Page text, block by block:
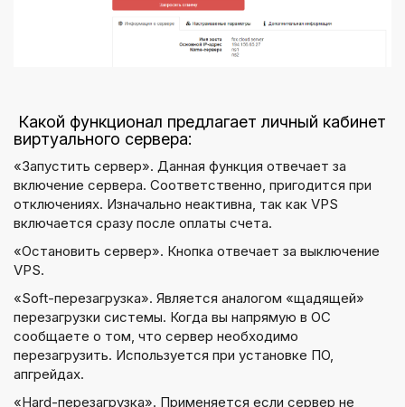
Какой функционал предлагает личный кабинет
виртуального сервера:
«Запустить сервер». Данная функция отвечает за
включение сервера. Соответственно, пригодится при
отключениях. Изначально неактивна, так как VPS
включается сразу после оплаты счета.
«Остановить сервер». Кнопка отвечает за выключение
VPS.
«Soft-перезагрузка». Является аналогом «щадящей»
перезагрузки системы. Когда вы напрямую в ОС
сообщаете о том, что сервер необходимо
перезагрузить. Используется при установке ПО,
апгрейдах.
«Hard-перезагрузка». Применяется если сервер не